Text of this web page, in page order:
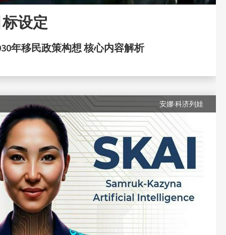
设定
年移民政策构想 核心内容解析
安娜·科济列娃